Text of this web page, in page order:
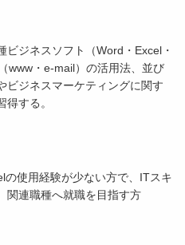
ジネスソフト（Word・Excel・
www・e-mail）の活用法、並び
ビジネスマーケティングに関す
する。
使用経験が少ない方で、ITスキ
関連職種へ就職を目指す方